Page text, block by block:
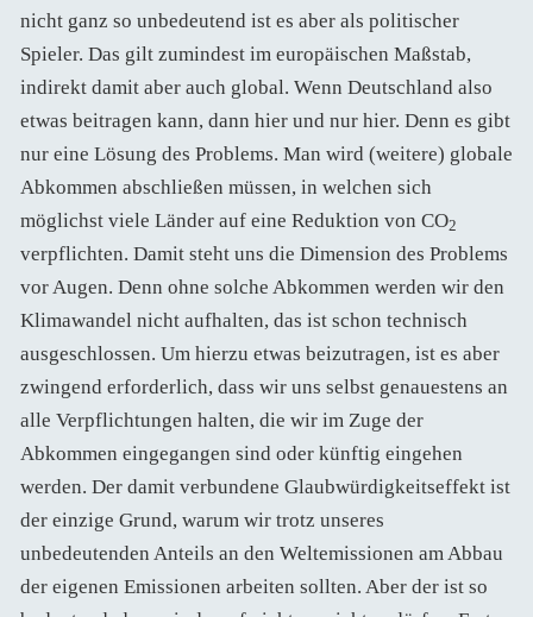
nicht ganz so unbedeutend ist es aber als politischer
Spieler. Das gilt zumindest im europäischen Maßstab,
indirekt damit aber auch global. Wenn Deutschland also
etwas beitragen kann, dann hier und nur hier. Denn es gibt
nur eine Lösung des Problems. Man wird (weitere) globale
Abkommen abschließen müssen, in welchen sich
möglichst viele Länder auf eine Reduktion von CO2
verpflichten. Damit steht uns die Dimension des Problems
vor Augen. Denn ohne solche Abkommen werden wir den
Klimawandel nicht aufhalten, das ist schon technisch
ausgeschlossen. Um hierzu etwas beizutragen, ist es aber
zwingend erforderlich, dass wir uns selbst genauestens an
alle Verpflichtungen halten, die wir im Zuge der
Abkommen eingegangen sind oder künftig eingehen
werden. Der damit verbundene Glaubwürdigkeitseffekt ist
der einzige Grund, warum wir trotz unseres
unbedeutenden Anteils an den Weltemissionen am Abbau
der eigenen Emissionen arbeiten sollten. Aber der ist so